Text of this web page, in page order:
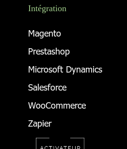
Intégration
Magento
Prestashop
Microsoft Dynamics
Salesforce
WooCommerce
Zapier